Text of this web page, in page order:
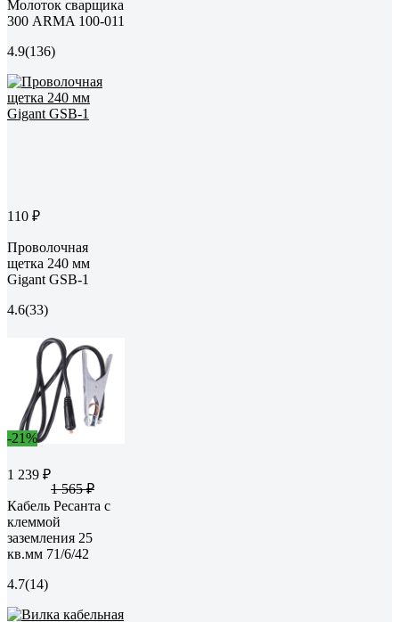
Молоток сварщика
300 ARMA 100-011
4.9(136)
110 ₽
Проволочная
щетка 240 мм
Gigant GSB-1
4.6(33)
-21%
1 239 ₽
1 565 ₽
Кабель Ресанта с
клеммой
заземления 25
кв.мм 71/6/42
4.7(14)